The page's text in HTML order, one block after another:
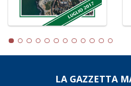
LA GAZZETTA